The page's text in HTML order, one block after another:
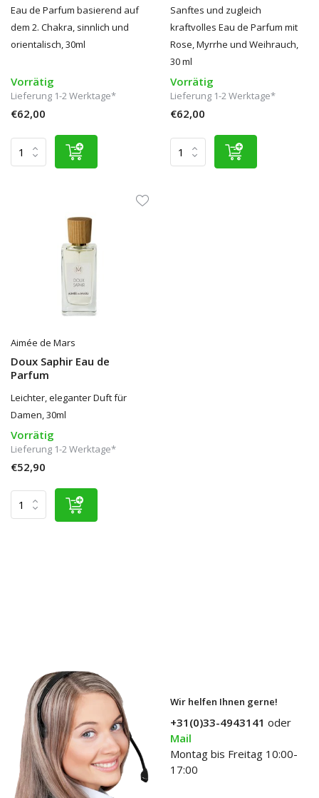
Eau de Parfum basierend auf
dem 2. Chakra, sinnlich und
orientalisch, 30ml
Vorrätig
Lieferung 1-2 Werktage*
€62,00
Sanftes und zugleich
kraftvolles Eau de Parfum mit
Rose, Myrrhe und Weihrauch,
30 ml
Vorrätig
Lieferung 1-2 Werktage*
€62,00
Aimée de Mars
Doux Saphir Eau de
Parfum
Leichter, eleganter Duft für
Damen, 30ml
Vorrätig
Lieferung 1-2 Werktage*
€52,90
Wir helfen Ihnen gerne!
+31(0)33-4943141 oder
Mail
Montag bis Freitag 10:00-
17:00